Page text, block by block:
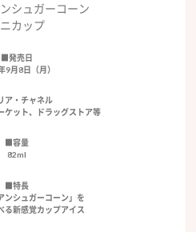
シュガーコーン
カップ
■発売日
9月8日（月）
ア・チャネル
ケット、ドラッグストア等
■容量
82ml
■特長
ンシュガーコーン」を
る新感覚カップアイス